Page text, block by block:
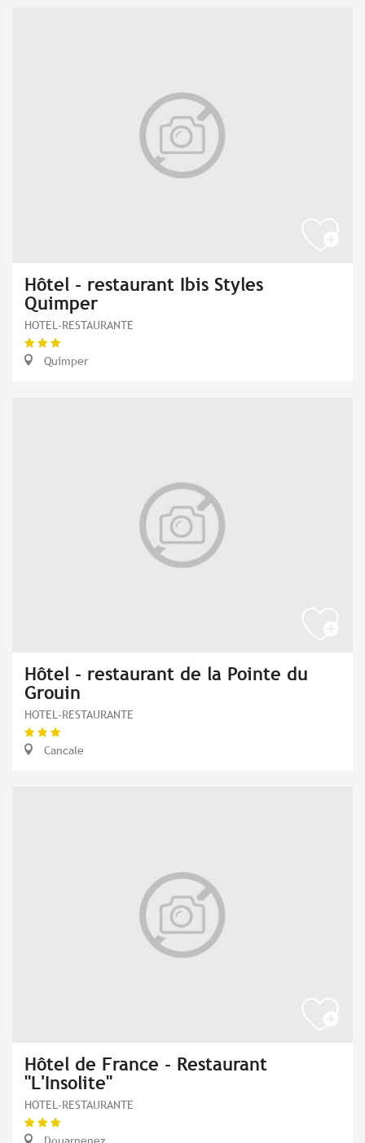
Hôtel - restaurant Ibis Styles
Quimper
HOTEL-RESTAURANTE
Quimper
Hôtel - restaurant de la Pointe du
Grouin
HOTEL-RESTAURANTE
Cancale
Hôtel de France - Restaurant
"L'Insolite"
HOTEL-RESTAURANTE
Douarnenez